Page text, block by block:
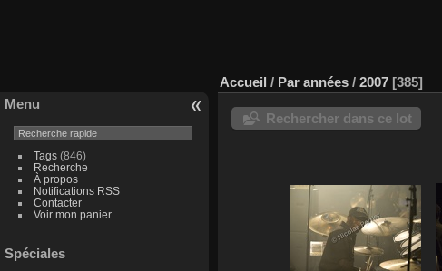
Menu
Tags(846)
Recherche
À propos
Notifications RSS
Contacter
Voir mon panier
Spéciales
Accueil / Par années / 2007 385
Rechercher dans ce lot